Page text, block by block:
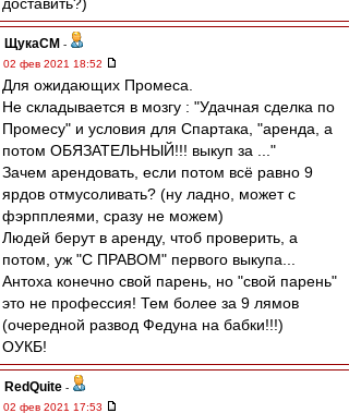
ЩукаСМ -
02 фев 2021 18:52
Для ожидающих Промеса.
Не складывается в мозгу : "Удачная сделка по
Промесу" и условия для Спартака, "аренда, а
потом ОБЯЗАТЕЛЬНЫЙ!!! выкуп за ..."
Зачем арендовать, если потом всё равно 9
ярдов отмусоливать? (ну ладно, может с
фэрпплеями, сразу не можем)
Людей берут в аренду, чтоб проверить, а
потом, уж "С ПРАВОМ" первого выкупа...
Антоха конечно свой парень, но "свой парень"
это не профессия! Тем более за 9 лямов
(очередной развод Федуна на бабки!!!)
ОУКБ!
RedQuite -
02 фев 2021 17:53